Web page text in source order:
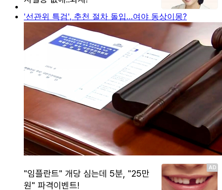
'선관위 특검', 추천 절차 돌입…여야 동상이몽?